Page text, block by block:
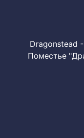
Dragonstead
Поместье